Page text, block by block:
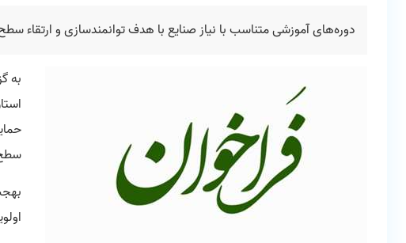
دوره‌های آموزشی متناسب با نیاز صنایع با هدف توانمندسازی و ارتقاء
به